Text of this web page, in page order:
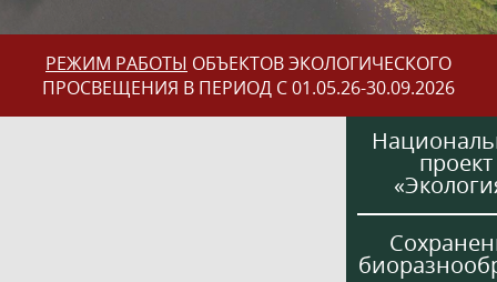
РЕЖИМ РАБОТЫ ОБЪЕКТОВ ЭКОЛОГИЧЕСКОГО
ПРОСВЕЩЕНИЯ В ПЕРИОД С 01.05.26-30.09.2026
проект